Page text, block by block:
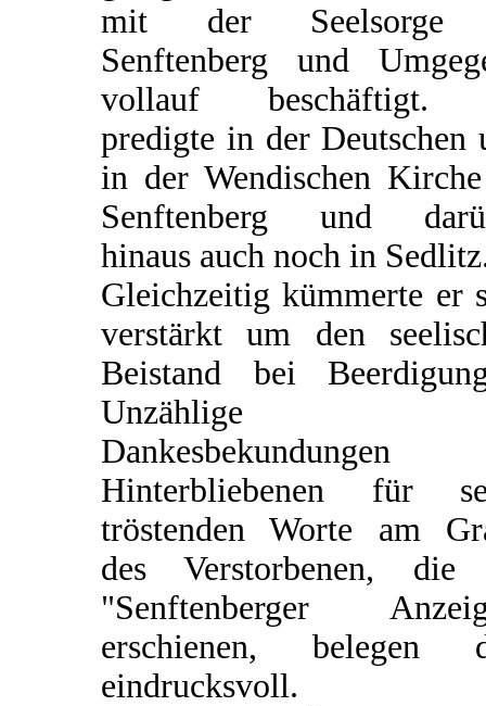
mit der
Senftenberg und
vollauf beschäftigt.
predigte in der Deutschen
in der Wendischen
Senftenberg und
hinaus auch noch in
Gleichzeitig kümmerte er
verstärkt um den
Beistand bei
Unzählige
Dankesbekundungen
Hinterbliebenen für
tröstenden Worte am
des Verstorbenen,
"Senftenberger
erschienen, belegen
eindrucksvoll.